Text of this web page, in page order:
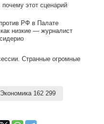
этот сценарий
РФ в Палате
низкие — журналист
Странные огромные
Экономика 162 299